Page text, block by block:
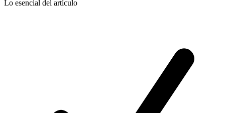
Lo esencial del artículo